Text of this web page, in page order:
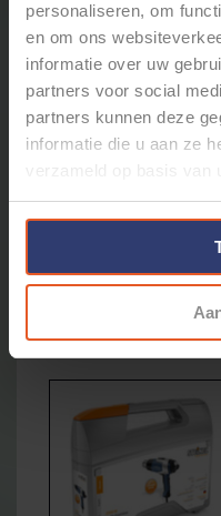
personaliseren, om
en om ons
informatie over uw
partners voor social
partners kunnen deze
informatie die u aan ze
verzameld op basis van
Steinel 2020
€165,42